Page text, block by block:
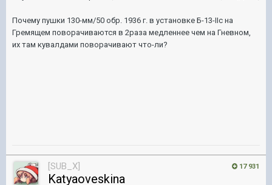
Почему пушки 130-мм/50 обр. 1936 г. в установке Б-13-IIс на
Гремящем поворачиваются в 2раза медленнее чем на Гневном,
их там кувалдами поворачивают что-ли?
17 931
[SUB_X]
Katyaoveskina